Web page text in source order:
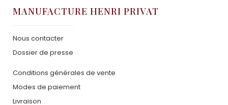
MANUFACTURE HENRI PRIVAT
Nous contacter
Dossier de presse
Conditions générales de vente
Modes de paiement
Livraison